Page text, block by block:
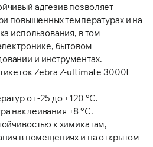
адгезив позволяет
повышенных температурах и на
использования, в том
бытовом
и инструментах.
Zebra Z-ultimate 3000t
от -25 до +120 °C.
наклеивания +8 °C.
к химикатам,
в помещениях и на открытом